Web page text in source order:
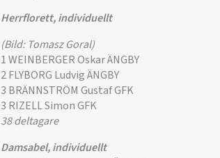
Herrflorett, individuellt
(Bild: Tomasz Goral)
1 WEINBERGER Oskar ÄNGBY
2 FLYBORG Ludvig ÄNGBY
3 BRÄNNSTRÖM Gustaf GFK
3 RIZELL Simon GFK
38 deltagare
Damsabel, individuellt